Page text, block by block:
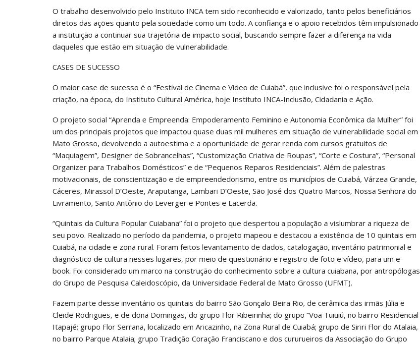
O trabalho desenvolvido pelo Instituto INCA tem sido reconhecido e valorizado, tanto pelos beneficiários
diretos das ações quanto pela sociedade como um todo. A confiança e o apoio recebidos têm impulsionado
a instituição a continuar sua trajetória de impacto social, buscando sempre fazer a diferença na vida
daqueles que estão em situação de vulnerabilidade.
CASES DE SUCESSO
O maior case de sucesso é o “Festival de Cinema e Vídeo de Cuiabá”, que inclusive foi o responsável pela
criação, na época, do Instituto Cultural América, hoje Instituto INCA-Inclusão, Cidadania e Ação.
O projeto social “Aprenda e Empreenda: Empoderamento Feminino e Autonomia Econômica da Mulher” foi
um dos principais projetos que impactou quase duas mil mulheres em situação de vulnerabilidade social em
Mato Grosso, devolvendo a autoestima e a oportunidade de gerar renda com cursos gratuitos de
“Maquiagem”, Designer de Sobrancelhas”, “Customização Criativa de Roupas”, “Corte e Costura”, “Personal
Organizer para Trabalhos Domésticos” e de “Pequenos Reparos Residenciais”. Além de palestras
motivacionais, de conscientização e de empreendedorismo, entre os municípios de Cuiabá, Várzea Grande,
Cáceres, Mirassol D’Oeste, Araputanga, Lambari D’Oeste, São José dos Quatro Marcos, Nossa Senhora do
Livramento, Santo Antônio do Leverger e Pontes e Lacerda.
“Quintais da Cultura Popular Cuiabana” foi o projeto que despertou a população a vislumbrar a riqueza de
seu povo. Realizado no período da pandemia, o projeto mapeou e destacou a existência de 10 quintais em
Cuiabá, na cidade e zona rural. Foram feitos levantamento de dados, catalogação, inventário patrimonial e
diagnóstico de cultura nesses lugares, por meio de questionário e registro de foto e vídeo, para um e-
book. Foi considerado um marco na construção do conhecimento sobre a cultura cuiabana, por antropólogas
do Grupo de Pesquisa Caleidoscópio, da Universidade Federal de Mato Grosso (UFMT).
Fazem parte desse inventário os quintais do bairro São Gonçalo Beira Rio, de cerâmica das irmãs Júlia e
Cleide Rodrigues, e de dona Domingas, do grupo Flor Ribeirinha; do grupo “Voa Tuiuiú, no bairro Residencial
Itapajé; grupo Flor Serrana, localizado em Aricazinho, na Zona Rural de Cuiabá; grupo de Siriri Flor do Atalaia,
no bairro Parque Atalaia; grupo Tradição Coração Franciscano e dos cururueiros da Associação do Grupo